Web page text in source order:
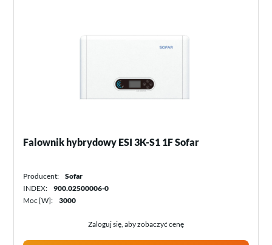
Falownik hybrydowy ESI 3K-S1 1F Sofar
Producent:
Sofar
INDEX:
900.02500006-0
Moc [W]:
3000
Zaloguj się, aby zobaczyć cenę